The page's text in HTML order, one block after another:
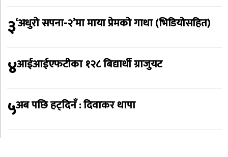
३‘अधुरो सपना-२’मा माया प्रेमको गाथा (भिडियोसहित)
४आईआईएफटीका १२८ बिद्यार्थी ग्राजुयट
५अब पछि हट्दिनँ : दिवाकर थापा